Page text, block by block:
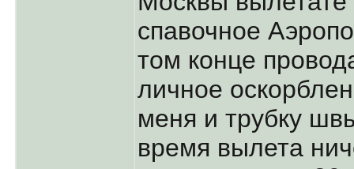
спавочное
том конце
личное
меня и трубку
время вылета